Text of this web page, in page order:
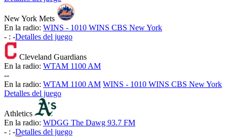
New York Mets
En la radio: WINS - 1010 WINS CBS New York
- : -Detalles del juego
Cleveland Guardians
En la radio: WTAM 1100 AM
--
En la radio: WTAM 1100 AM WINS - 1010 WINS CBS New York
Detalles del juego
Athletics
En la radio: WDGG The Dawg 93.7 FM
- : -Detalles del juego